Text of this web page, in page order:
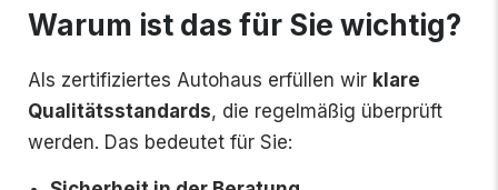
Warum ist das für Sie wichtig?
Als zertifiziertes Autohaus erfüllen wir klare
Qualitätsstandards, die regelmäßig überprüft
werden. Das bedeutet für Sie: